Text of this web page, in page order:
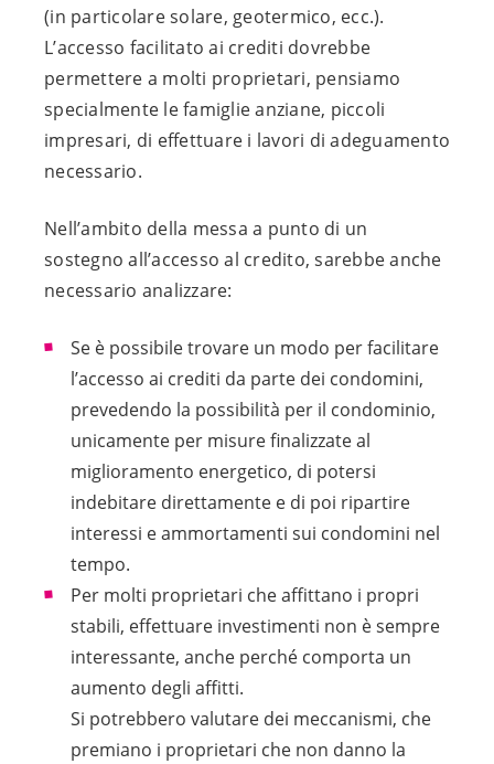
(in particolare solare, geotermico, ecc.).
L’accesso facilitato ai crediti dovrebbe
permettere a molti proprietari, pensiamo
specialmente le famiglie anziane, piccoli
impresari, di effettuare i lavori di adeguamento
necessario.
Nell’ambito della messa a punto di un
sostegno all’accesso al credito, sarebbe anche
necessario analizzare:
Se è possibile trovare un modo per facilitare
l’accesso ai crediti da parte dei condomini,
prevedendo la possibilità per il condominio,
unicamente per misure finalizzate al
miglioramento energetico, di potersi
indebitare direttamente e di poi ripartire
interessi e ammortamenti sui condomini nel
tempo.
Per molti proprietari che affittano i propri
stabili, effettuare investimenti non è sempre
interessante, anche perché comporta un
aumento degli affitti.
Si potrebbero valutare dei meccanismi, che
premiano i proprietari che non danno la